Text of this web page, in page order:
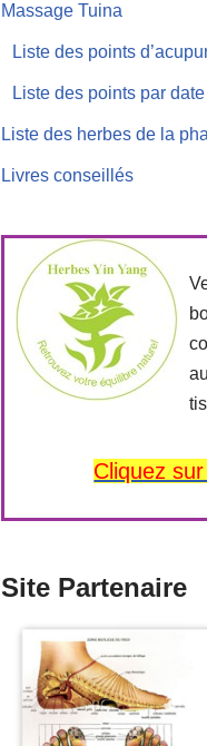
Massage Tuina
Liste des points
Liste des points par
Liste des herbes de la
Livres conseillés
Cliquez
Site Partenaire